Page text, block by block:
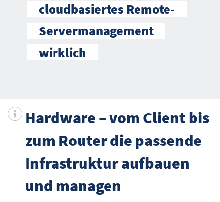
cloudbasiertes Remote-
Servermanagement
wirklich
Hardware – vom Client bis
zum Router die passende
Infrastruktur aufbauen
und managen